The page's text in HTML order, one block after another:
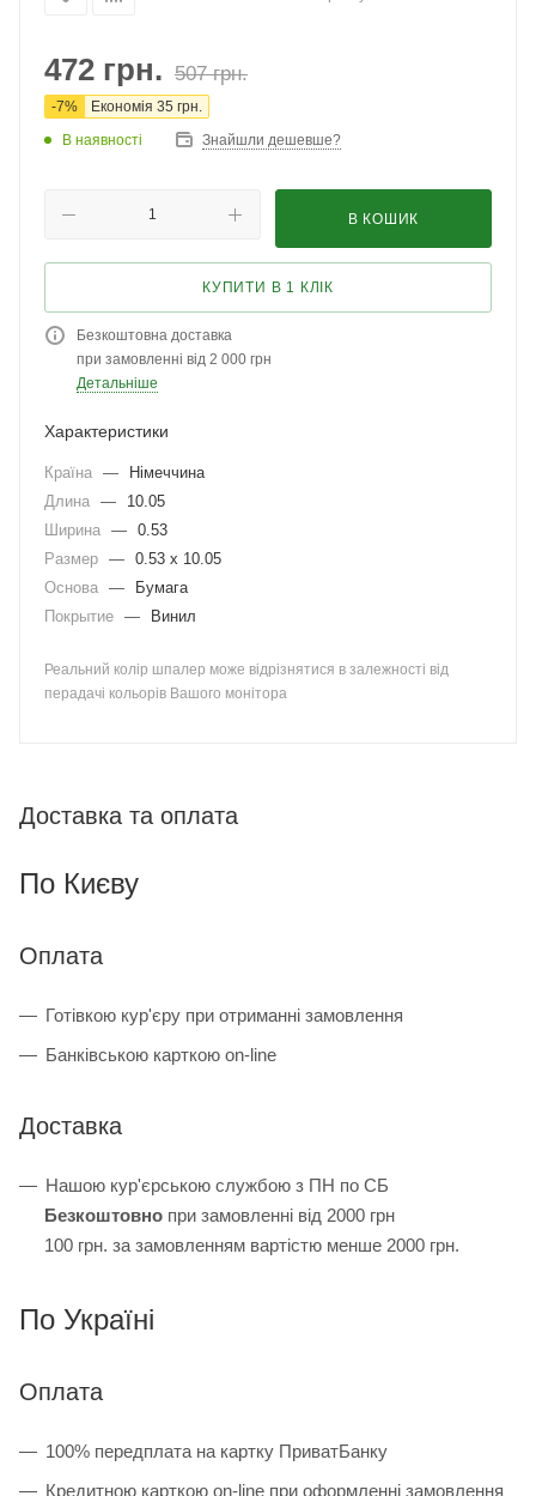
472 грн. 507грн.
-7% Економія 35 грн.
В наявності
Знайшли дешевше?
В КОШИК
КУПИТИ В 1 КЛІК
Безкоштовна доставка
при замовленні від 2 000 грн
Детальніше
Характеристики
Країна —
Німеччина
Длина —
10.05
Ширина — 0.53
Размер — 0.53 x 10.05
Основа —
Бумага
Покрытие — Винил
Реальний колір шпалер може відрізнятися в залежності від
перадачі кольорів Вашого монітора
Доставка та оплата
По Києву
Оплата
Готівкою кур'єру при отриманні замовлення
Банківською карткою on-line
Доставка
Нашою кур'єрською службою з ПН по СБ
Безкоштовно при замовленні від 2000 грн
100 грн. за замовленням вартістю менше 2000 грн.
По Україні
Оплата
100% передплата на картку ПриватБанку
Кредитною карткою on-line при оформленні замовлення